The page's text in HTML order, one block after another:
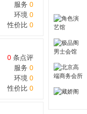
服务 0
环境 0
性价比 0
0 条点评
服务 0
环境 0
性价比 0